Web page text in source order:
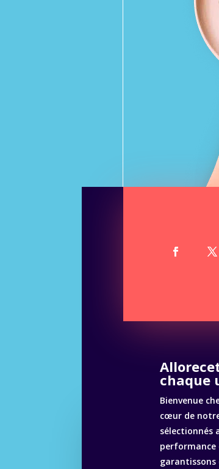
chaque
Bienvenue
cœur de
sélectionnés
performance
garantissons